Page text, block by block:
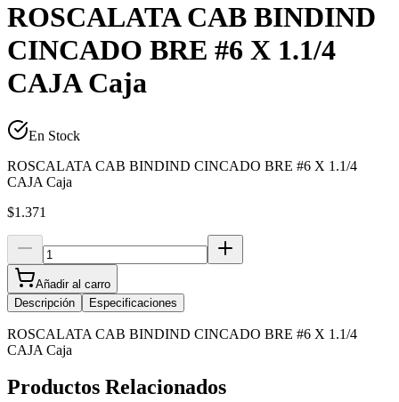
ROSCALATA CAB BINDIND
CINCADO BRE #6 X 1.1/4
CAJA Caja
En Stock
ROSCALATA CAB BINDIND CINCADO BRE #6 X 1.1/4
CAJA Caja
$1.371
Añadir al carro
Descripción
Especificaciones
ROSCALATA CAB BINDIND CINCADO BRE #6 X 1.1/4
CAJA Caja
Productos Relacionados